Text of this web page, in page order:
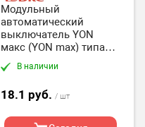
Модульный
автоматический
выключатель YON
макс (YON max) типа
MD63, 2 полюс,хар-ка C,
32А, 4,5кА DKC
В наличии
18.1 руб. / шт